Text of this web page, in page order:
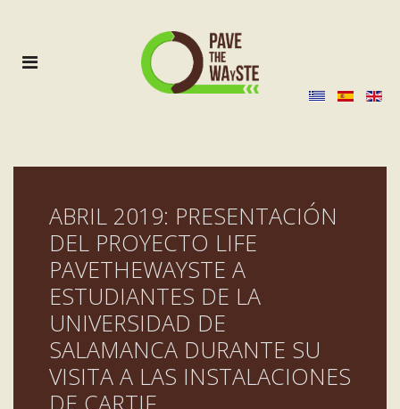
ABRIL 2019: PRESENTACIÓN
DEL PROYECTO LIFE
PAVETHEWAYSTE A
ESTUDIANTES DE LA
UNIVERSIDAD DE
SALAMANCA DURANTE SU
VISITA A LAS INSTALACIONES
DE CARTIF